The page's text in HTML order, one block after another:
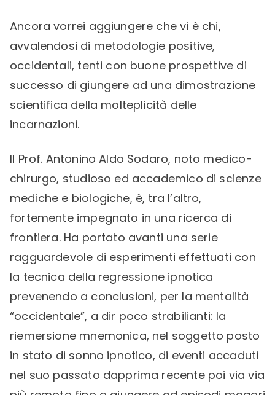
Ancora vorrei aggiungere che vi è chi,
avvalendosi di metodologie positive,
occidentali, tenti con buone prospettive di
successo di giungere ad una dimostrazione
scientifica della molteplicità delle
incarnazioni.
Il Prof. Antonino Aldo Sodaro, noto medico-
chirurgo, studioso ed accademico di scienze
mediche e biologiche, è, tra l’altro,
fortemente impegnato in una ricerca di
frontiera. Ha portato avanti una serie
ragguardevole di esperimenti effettuati con
la tecnica della regressione ipnotica
prevenendo a conclusioni, per la mentalità
“occidentale”, a dir poco strabilianti: la
riemersione mnemonica, nel soggetto posto
in stato di sonno ipnotico, di eventi accaduti
nel suo passato dapprima recente poi via via